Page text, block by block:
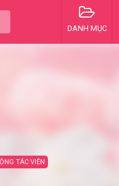
DANH MỤC
TÁC VIÊN